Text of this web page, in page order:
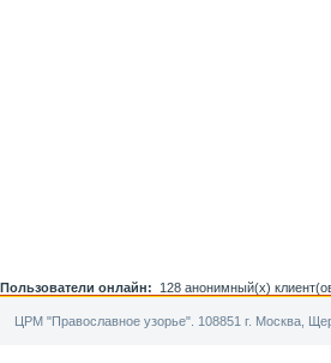
Пользователи онлайн: 128 анонимный(х)
ЦРМ "Православное узорье". 108851 г. Москва,